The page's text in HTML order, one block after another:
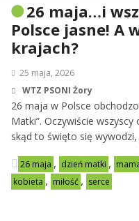
26 maja…i
Polsce jasne! A
krajach?
25 maja, 2026
WTZ PSONI Żory
26 maja w Polsce
Matki”. Oczywiście
skąd to święto się
26 maja , dzień matki ,
kobieta , miłość , serce